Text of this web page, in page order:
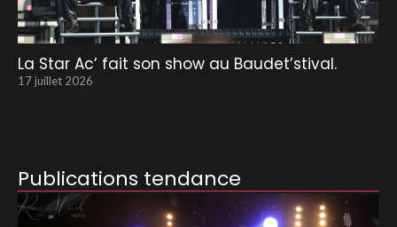
La Star Ac’ fait son show au Baudet’stival.
17 juillet 2026
Publications tendance